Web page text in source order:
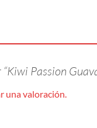
Passion
una valoración.